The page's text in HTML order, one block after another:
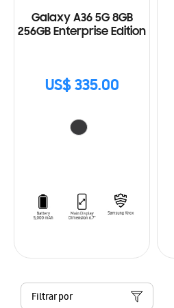
Galaxy A36 5G 8GB
256GB Enterprise Edition
US$ 335.00
Filtrar por